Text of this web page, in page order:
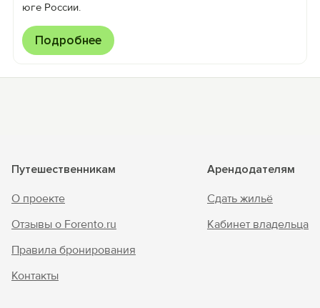
юге России.
Подробнее
Путешественникам
О проекте
Отзывы о Forento.ru
Правила бронирования
Контакты
Арендодателям
Сдать жильё
Кабинет владельца